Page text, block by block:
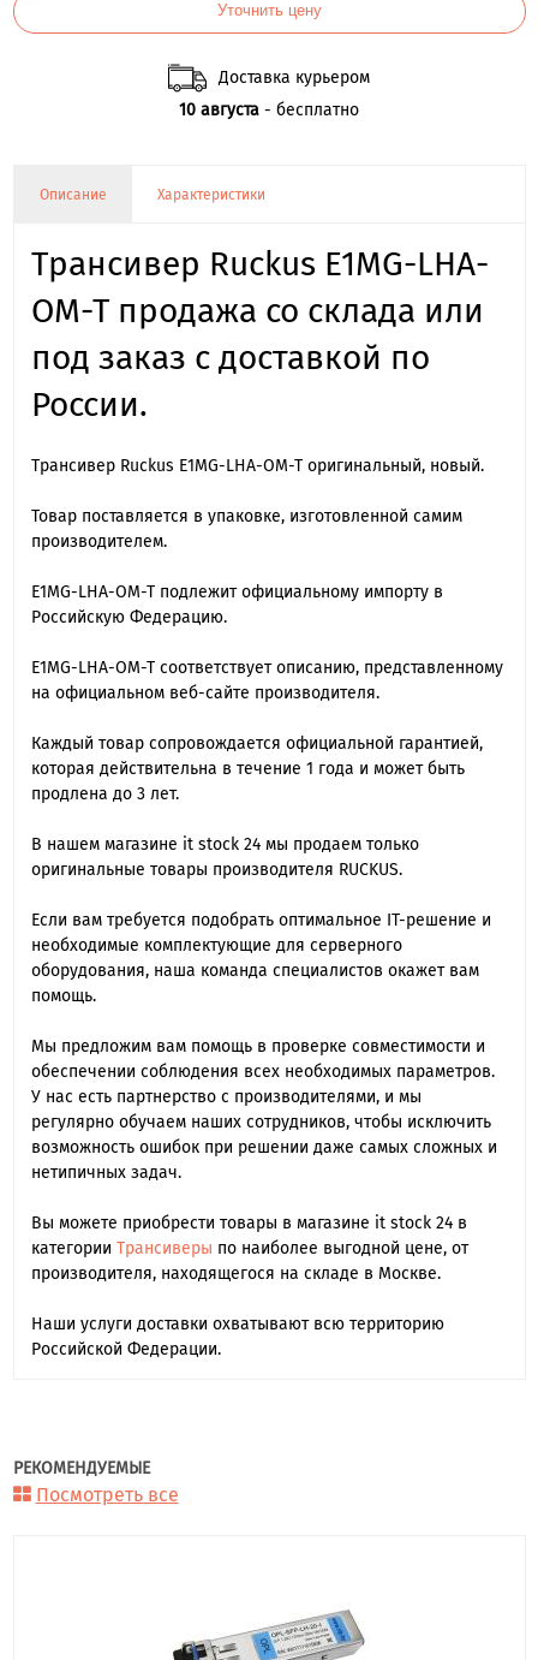
Уточнить цену
Доставка курьером
10 августа - бесплатно
Описание Характеристики
Трансивер Ruckus E1MG-LHA-
OM-T продажа со склада или
под заказ с доставкой по
России.
Трансивер Ruckus E1MG-LHA-OM-T оригинальный, новый.
Товар поставляется в упаковке, изготовленной самим
производителем.
E1MG-LHA-OM-T подлежит официальному импорту в
Российскую Федерацию.
E1MG-LHA-OM-T cоответствует описанию, представленному
на официальном веб-сайте производителя.
Каждый товар сопровождается официальной гарантией,
которая действительна в течение 1 года и может быть
продлена до 3 лет.
В нашем магазине it stock 24 мы продаем только
оригинальные товары производителя RUCKUS.
Если вам требуется подобрать оптимальное IT-решение и
необходимые комплектующие для серверного
оборудования, наша команда специалиcтов окажет вам
помощь.
Мы предложим вам помощь в проверке совместимости и
обеспечении соблюдения всех необходимых параметров.
У нас есть партнерство с производителями, и мы
регулярно обучаем наших сотрудников, чтобы исключить
возможность ошибок при решении даже самых сложных и
нетипичных задач.
Вы можете приобрести товары в магазине it stock 24 в
категории Трансиверы по наиболее выгодной цене, от
производителя, находящегося на складе в Москве.
Наши услуги доставки охватывают всю территорию
Российской Федерации.
РЕКОМЕНДУЕМЫЕ
Посмотреть все